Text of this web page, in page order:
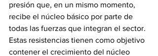
presión que, en un mismo momento,
recibe el núcleo básico por parte de
todas las fuerzas que integran el sector.
Estas resistencias tienen como objetivo
contener el crecimiento del núcleo